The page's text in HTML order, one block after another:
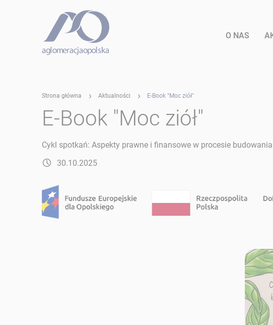
O NAS
Strona główna Aktualności E-Book "Moc ziół"
E-Book "Moc ziół"
Cykl spotkań: Aspekty prawne i finansowe w procesie
30.10.2025